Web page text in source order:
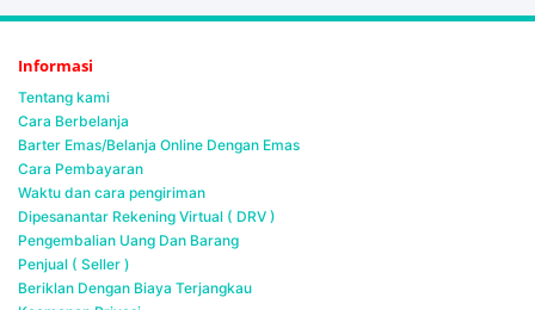
Informasi
Tentang kami
Cara Berbelanja
Barter Emas/Belanja Online Dengan Emas
Cara Pembayaran
Waktu dan cara pengiriman
Dipesanantar Rekening Virtual ( DRV )
Pengembalian Uang Dan Barang
Penjual ( Seller )
Beriklan Dengan Biaya Terjangkau